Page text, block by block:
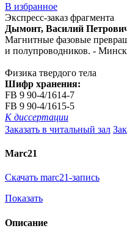
В избранное
Экспресс-заказ фрагмента
Дымонт, Василий
Магнитные фазовые
и полупроводников. -
Физика твердого тела
Шифр хранения:
FB 9 90-4/1614-7
FB 9 90-4/1615-5
К диссертации
Заказать в читальный зал
Marc21
Скачать marc21-запись
Показать
Описание